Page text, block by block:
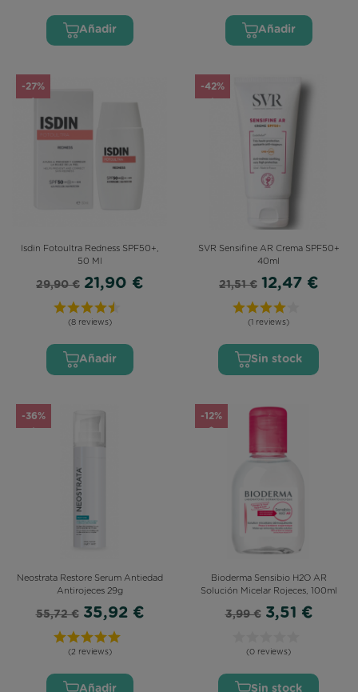
Añadir Añadir
Isdin Fotoultra Redness SPF50+,
50 Ml
29,90 € 21,90 €
(8 reviews)
Añadir
-27%
SVR Sensifine AR Crema SPF50+
40ml
21,51 € 12,47 €
(1 reviews)
Sin stock
-42%
Neostrata Restore Serum Antiedad
Antirojeces 29g
55,72 € 35,92 €
(2 reviews)
Añadir
-36%
Bioderma Sensibio H2O AR
Solución Micelar Rojeces, 100ml
3,99 € 3,51 €
(0 reviews)
Sin stock
-12%